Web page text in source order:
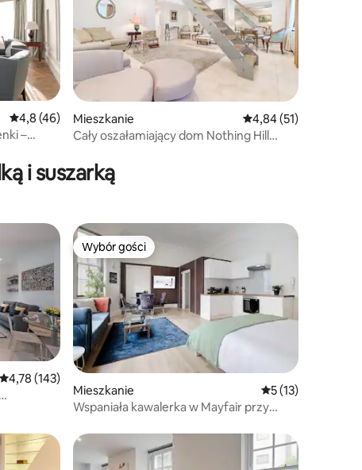
Średnia ocena: 4,8 na 5, liczba recenzji: 46
4,8 (46)
–
Mieszkanie Średnia ocena: 4,84
4,84 (51)
Cały oszałamiający dom Nothing Hill
i suszarką
Średnia ocena: 4,78 na 5, liczba recenzji: 143
4,78 (143)
Wybór gości
Wybór gości
Mieszkanie Średnia ocena: 5
5 (13)
Wspaniała kawalerka w Mayfair przy